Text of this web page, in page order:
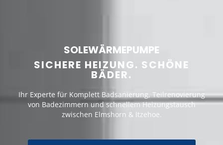
SOLEWÄRMEPUMPE
SICHERE HEIZUNG. SCHÖNE
BÄDER.
Ihr Experte für Komplett Badsanierung, Teilrenovierung
von Badezimmern und schnellem Heizungstausch
zwischen Elmshorn & Itzehoe.